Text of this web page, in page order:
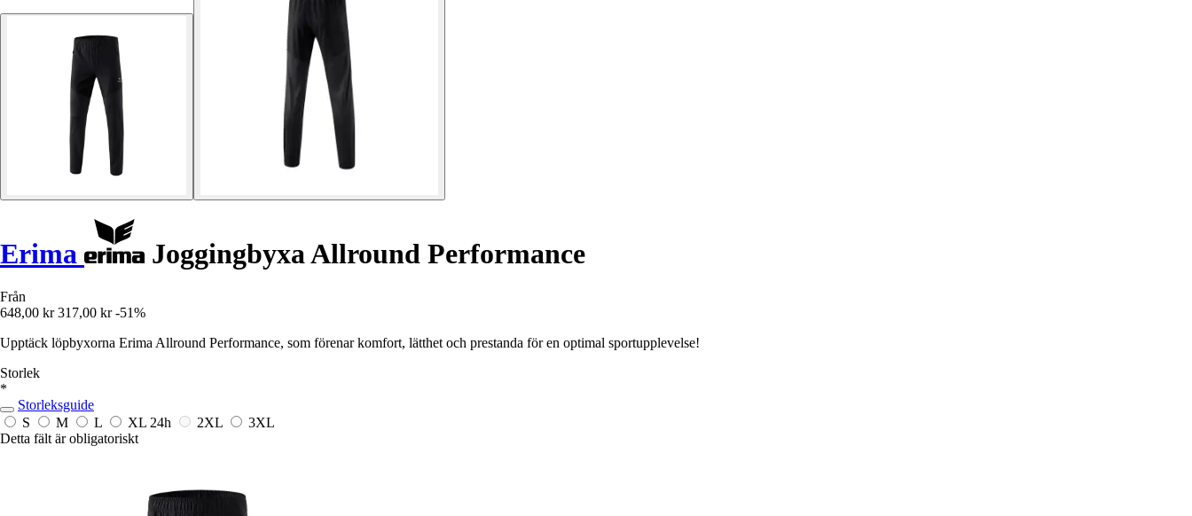
Erima Joggingbyxa Allround Performance
Från
648,00 kr 317,00 kr -51%
Upptäck löpbyxorna Erima Allround Performance, som förenar komfort, lätthet och prestanda för en optimal sportupplevelse!
Storlek
*
Storleksguide
S
M L XL 24h 2XL
3XL
Detta fält är obligatoriskt